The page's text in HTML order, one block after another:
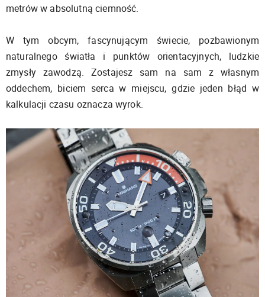
metrów w absolutną ciemność.
W tym obcym, fascynującym świecie, pozbawionym
naturalnego światła i punktów orientacyjnych, ludzkie
zmysły zawodzą. Zostajesz sam na sam z własnym
oddechem, biciem serca w miejscu, gdzie jeden błąd w
kalkulacji czasu oznacza wyrok.